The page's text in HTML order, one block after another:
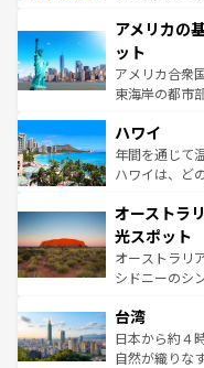
ンツ一覧を参
の建物がその
博物館もあり
ことができる
者向けの交通
着のスイス情報
アメリカの
ット
アメリカ合衆
東海岸の都市
のような巨大
ンメントが詰
西部には大自
部のニューオ
文化が魅力。
しみながら、
るだろう。車
情報は
ハワイ
年間を通じて
ハワイは、ど
ワイ島は見逃
島だが、静か
おすすめ。エ
文化や歴史が
人々、おいし
ク、伝統的な
っている。訪
オーストラ
光スポット
オーストラリ
シドニーのシ
リアリーフや
ク）、タスマ
ど、見どころ
台湾
日本から約４
自然が織りな